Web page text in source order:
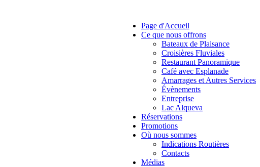
Page d'Accueil
Ce que nous offrons
Bateaux de Plaisance
Croisières Fluviales
Restaurant Panoramique
Café avec Esplanade
Amarrages et Autres Services
Évènements
Entreprise
Lac Alqueva
Réservations
Promotions
Où nous sommes
Indications Routières
Contacts
Médias